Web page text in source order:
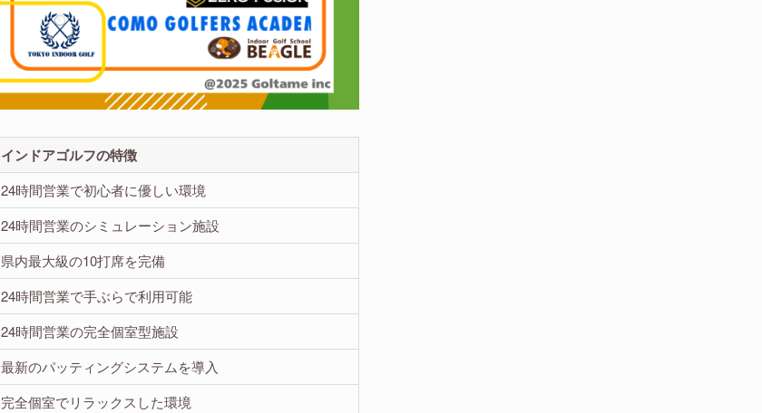
インドアゴルフの特徴
24時間営業で初心者に優しい環境
24時間営業のシミュレーション施設
県内最大級の10打席を完備
24時間営業で手ぶらで利用可能
24時間営業の完全個室型施設
最新のパッティングシステムを導入
完全個室でリラックスした環境